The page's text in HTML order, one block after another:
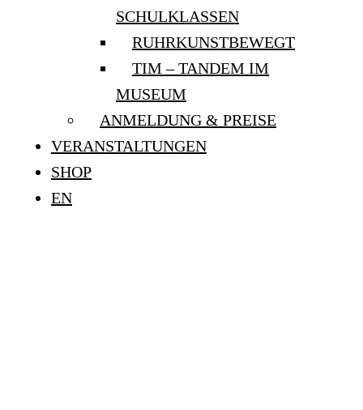
SCHULKLASSEN
RUHRKUNSTBEWEGT
TIM – TANDEM IM
MUSEUM
ANMELDUNG & PREISE
VERANSTALTUNGEN
SHOP
EN